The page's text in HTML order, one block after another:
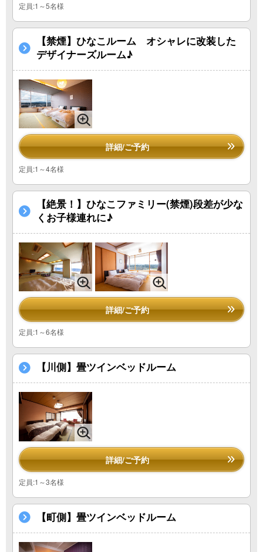
定員:1～5名様
【禁煙】ひなこルーム オシャレに改装した
デザイナーズルーム♪
詳細/ご予約
定員:1～4名様
【絶景！】ひなこファミリー(禁煙)段差が少な
くお子様連れに♪
詳細/ご予約
定員:1～6名様
【川側】畳ツインベッドルーム
詳細/ご予約
定員:1～3名様
【町側】畳ツインベッドルーム